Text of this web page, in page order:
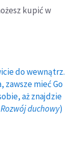
kupić w
do wewnątrz.
zawsze mieć Go
aż znajdzie
Rozwój duchowy)